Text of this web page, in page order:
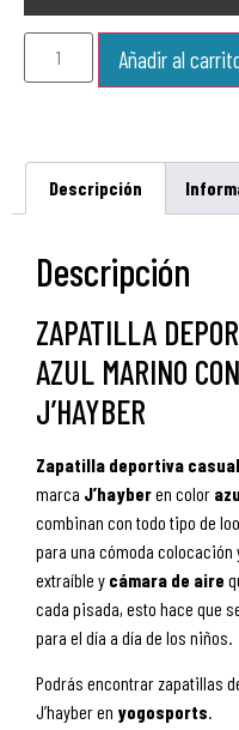
Añadir al
Descripción
Descripción
ZAPATILLA
AZUL MARINO
J’HAYBER
Zapatilla deportiva casual
marca J’hayberen color
combinan con todo tipo de
para una cómoda
extraíble y cámara de aire
cada pisada, esto hace que
para el día a día de los niños.
Podrás encontrar zapatillas
J’hayber en yogosports.